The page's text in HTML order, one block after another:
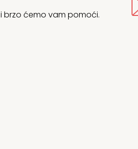
i brzo ćemo vam pomoći.